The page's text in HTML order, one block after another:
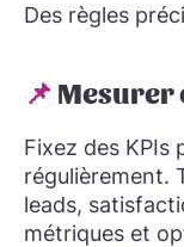
Des règles
📌 Mesurer
Fixez des KPIs
régulièrement.
leads,
métriques et